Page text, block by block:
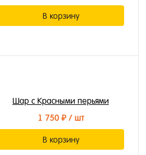
В корзину
Шар с Красными перьями
1 750 ₽/ шт
В корзину